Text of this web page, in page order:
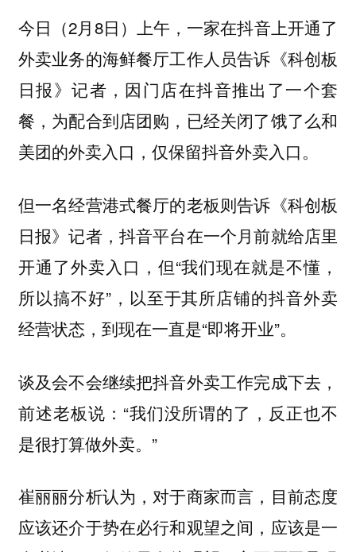
今日（2月8日）上午，一家在抖音上开通了
外卖业务的海鲜餐厅工作人员告诉《科创板
日报》记者，因门店在抖音推出了一个套
餐，为配合到店团购，已经关闭了饿了么和
美团的外卖入口，仅保留抖音外卖入口。
但一名经营港式餐厅的老板则告诉《科创板
日报》记者，抖音平台在一个月前就给店里
开通了外卖入口，但“我们现在就是不懂，
所以搞不好”，以至于其所店铺的抖音外卖
经营状态，到现在一直是“即将开业”。
谈及会不会继续把抖音外卖工作完成下去，
前述老板说：“我们没所谓的了，反正也不
是很打算做外卖。”
崔丽丽分析认为，对于商家而言，目前态度
应该还介于势在必行和观望之间，应该是一